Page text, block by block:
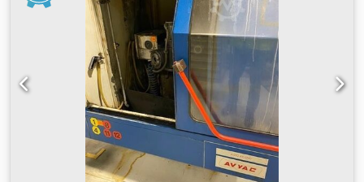
Gebruik/toepassing voor slijptypes zoals: - 3 facetslijpen;
kruisslijpen; verzinkboor met 3 spiralen; draaiboor rechts
draaien - Slijpbereik voor boren Ø 5 - 40 mm
rechtsdraaiend (Ø 5 - 40 mm mogelijk, maar alleen
opspanklauw voor cilindrische boren Ø 3 - 15 mm op
machine geïnstalleerd!) - Max. te slijpen boorlengte ca. 700
mm bij een centerhoek van 140° - Snijsnelheid van de
slijpschijf 25 m/seconde - Centrale smering - centraal
koelsysteem geïnstalleerd in de basis Codpfx Afeu Ng
Hnsujrf De machine wordt geleverd met een aantal
accessoires/inrichtingen. *